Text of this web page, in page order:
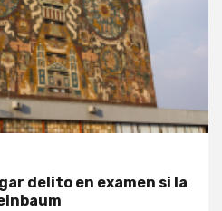
delito en examen si la